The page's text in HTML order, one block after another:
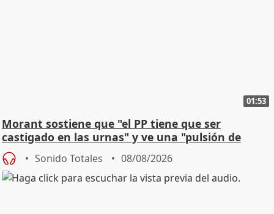
01:53
Morant sostiene que "el PP tiene que ser
castigado en las urnas" y ve una "pulsión de
cambio"
Sonido Totales 08/08/2026